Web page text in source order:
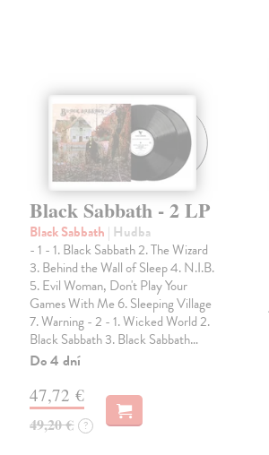
Black Sabbath - 2 LP
Black Sabbath | Hudba
- 1 - 1. Black Sabbath 2. The Wizard
3. Behind the Wall of Sleep 4. N.I.B.
5. Evil Woman, Don't Play Your
Games With Me 6. Sleeping Village
7. Warning - 2 - 1. Wicked World 2.
Black Sabbath 3. Black Sabbath…
Do 4 dní
47,72 €
49,20 € ?